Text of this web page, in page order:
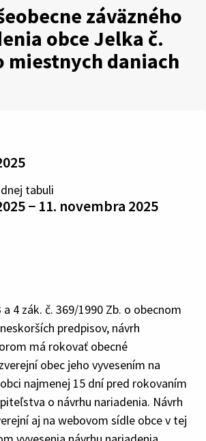
záväzného
obce Jelka č.
miestnych daniach
tabuli
− 11. novembra 2025
4 zák. č. 369/1990 Zb. o obecnom
predpisov, návrh
má rokovať obecné
obec jeho vyvesením na
najmenej 15 dní pred rokovaním
o návrhu nariadenia. Návrh
aj na webovom sídle obce v tej